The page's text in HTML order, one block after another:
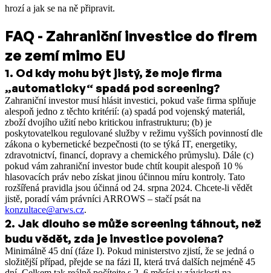
hrozí a jak se na ně připravit.
FAQ - Zahraniční investice do firem
ze zemí mimo EU
1. Od kdy mohu být jistý, že moje firma
„automaticky“ spadá pod screening?
Zahraniční investor musí hlásit investici, pokud vaše firma splňuje
alespoň jedno z těchto kritérií: (a) spadá pod vojenský materiál,
zboží dvojího užití nebo kritickou infrastrukturu; (b) je
poskytovatelkou regulované služby v režimu vyšších povinností dle
zákona o kybernetické bezpečnosti (to se týká IT, energetiky,
zdravotnictví, financí, dopravy a chemického průmyslu). Dále (c)
pokud vám zahraniční investor bude chtít koupit alespoň 10 %
hlasovacích práv nebo získat jinou účinnou míru kontroly. Tato
rozšířená pravidla jsou účinná od 24. srpna 2024. Chcete-li vědět
jistě, poradí vám právníci ARROWS – stačí psát na
konzultace@arws.cz.
2. Jak dlouho se může screening táhnout, než
budu vědět, zda je investice povolena?
Minimálně 45 dní (fáze I). Pokud ministerstvo zjistí, že se jedná o
složitější případ, přejde se na fázi II, která trvá dalších nejméně 45